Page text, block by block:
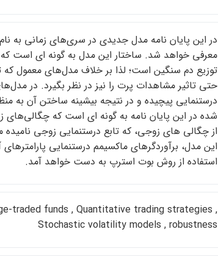
در اين پايان نامه مدل جديدي در سري‌هاي زماني به
معرفي خواهد شد. ساختار اين مدل به گونه اي است
توزيع دم سنگين است؛ لذا بر خلاف مدل‌هاي معمول كه
حتي تاثير مشاهدات پرت را نيز در نظر بگيرد. در
درستنمايي پيچيده و در نتيجه بيشينه ساختن آن به
شده در اين پايان نامه به گونه اي است كه چگالي‌هاي
از چگالي هاي زوجي، كه تابع درستنمايي زوجي
اين مدل، برآوردگرهاي ماكسيمم درستنمايي
استفاده از روش بوت استرپ به دست خواهد آمد.
traded funds , Quantitative trading strategies ,
Stochastic volatility models , robustness